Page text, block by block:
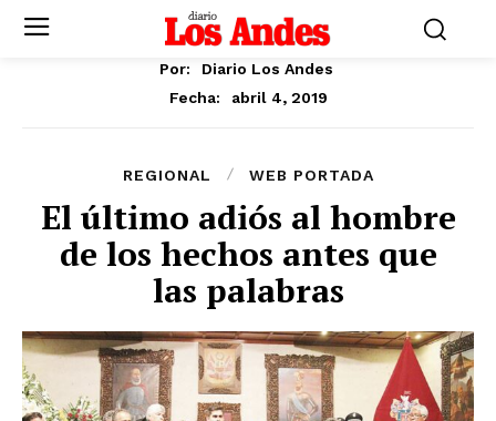
Por:
Diario Los Andes
Fecha:
abril 4, 2019
REGIONAL WEB PORTADA
El último adiós al hombre
de los hechos antes que
las palabras